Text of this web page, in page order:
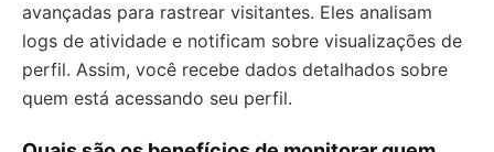
avançadas para rastrear visitantes. Eles analisam
logs de atividade e notificam sobre visualizações de
perfil. Assim, você recebe dados detalhados sobre
quem está acessando seu perfil.